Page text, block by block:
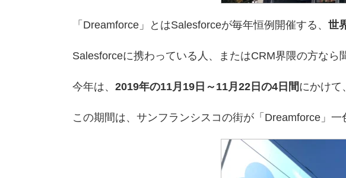
「Dreamforce」とはSalesforceが毎年恒例開催する、 世
Salesforceに携わっている人、またはCRM界隈の方なら
今年は、 2019年の11月19日～11月22日の4日間にかけて
この期間は、サンフランシスコの街が「Dreamforce」